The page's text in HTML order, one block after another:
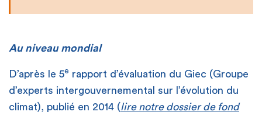
Au niveau mondial
D’après le 5e rapport d’évaluation du Giec (Groupe
d’experts intergouvernemental sur l’évolution du
climat), publié en 2014 (lire notre dossier de fond